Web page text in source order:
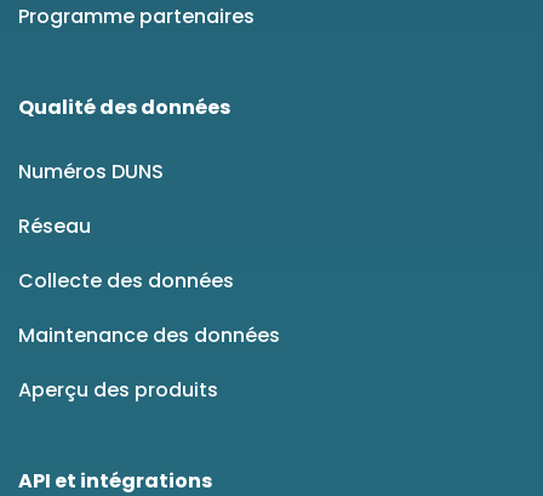
Programme partenaires
Qualité des données
Numéros DUNS
Réseau
Collecte des données
Maintenance des données
Aperçu des produits
API et intégrations